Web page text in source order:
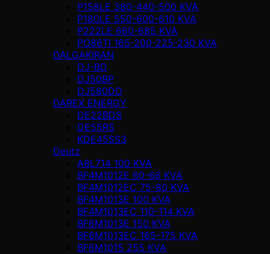
P158LE 380-440-500 KVA
P180LE 550-600-610 KVA
P222LE 660-685 KVA
PO86TI 165-200-225-230 KVA
DALGAKIRAN
DJ-BD
DJ50BP
DJ580DD
DAREX ENERGY
DE22BDS
DE55RS
KDE45SS3
Deutz
A8L714 100 KVA
BF4M1012E 60-66 KVA
BF4M1012EC 75-80 KVA
BF4M1013E 100 KVA
BF4M1013EC 110-114 KVA
BF6M1013E 150 KVA
BF6M1013EC 165-175 KVA
BF6M1015 255 KVA